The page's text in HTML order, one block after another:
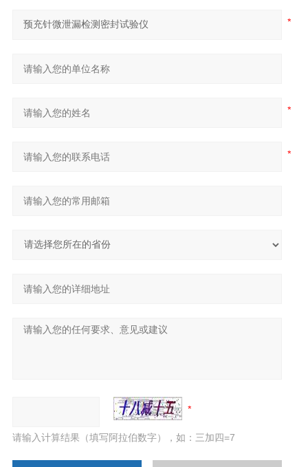
请输入计算结果（填写阿拉伯数字），如：三加四=7